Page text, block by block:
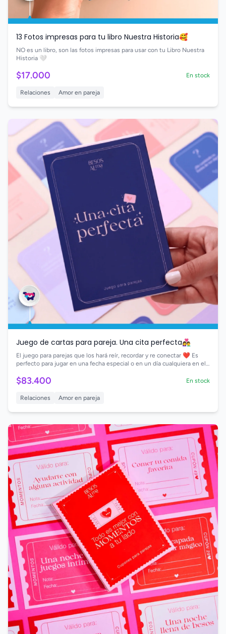
13 Fotos impresas para tu libro Nuestra Historia🥰
NO es un libro, son las fotos impresas para usar con tu Libro Nuestra
Historia 🤍
$17.000 En stock
Relaciones Amor en pareja
Juego de cartas para pareja. Una cita perfecta👩‍❤️‍👨
El juego para parejas que los hará reír, recordar y re conectar ❤️ Es
perfecto para jugar en una fecha especial o en un día cualquiera en el
$83.400 En stock
Relaciones Amor en pareja